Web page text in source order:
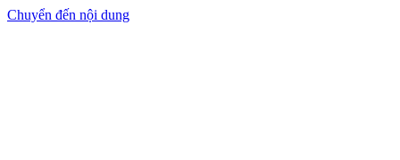
Chuyển đến nội dung